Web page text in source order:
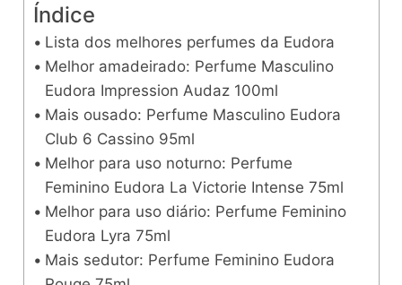
Índice
Lista dos melhores perfumes da Eudora
Melhor amadeirado: Perfume Masculino
Eudora Impression Audaz 100ml
Mais ousado: Perfume Masculino Eudora
Club 6 Cassino 95ml
Melhor para uso noturno: Perfume
Feminino Eudora La Victorie Intense 75ml
Melhor para uso diário: Perfume Feminino
Eudora Lyra 75ml
Mais sedutor: Perfume Feminino Eudora